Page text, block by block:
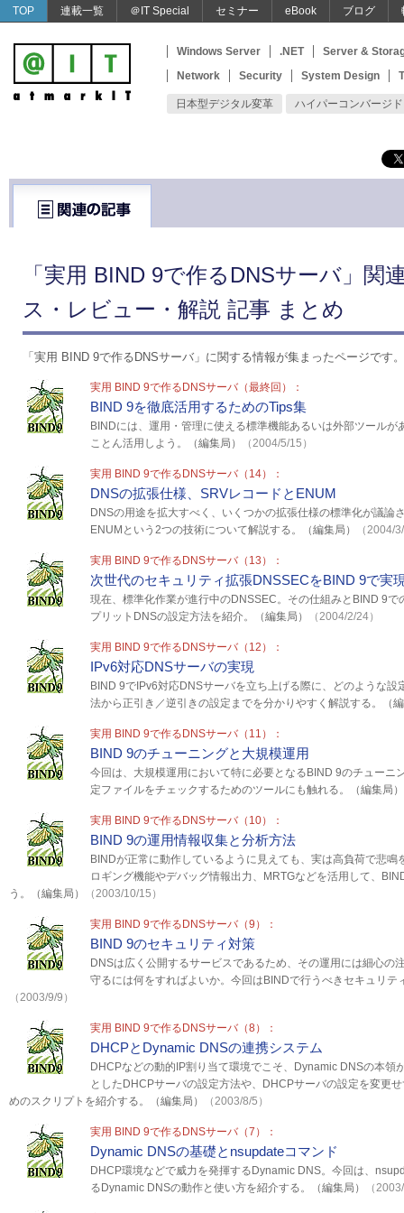
TOP 連載一覧 ＠IT Special セミナー eBook ブログ
Windows Server .NET
Server &
Network
Security System Design
日本型デジタル変革 ハイパーコンバージド
「実用 BIND 9で作るDNSサーバ」関
ス・レビュー・解説 記事 まとめ
「実用 BIND 9で作るDNSサーバ」に関する情報が集まったページです。
実用 BIND 9で作るDNSサーバ（最終回）：
BIND 9を徹底活用するためのTips集
BINDには、運用・管理に使える標準機能あるいは外部ツール
ことん活用しよう。（編集局）
（2004/5/15）
実用 BIND 9で作るDNSサーバ（14）：
DNSの拡張仕様、SRVレコードとENUM
DNSの用途を拡大すべく、いくつかの拡張仕様の標準化が議論
ENUMという2つの技術について解説する。（編集局）
（2004/
実用 BIND 9で作るDNSサーバ（13）：
次世代のセキュリティ拡張DNSSECをBIND 9で実
現在、標準化作業が進行中のDNSSEC。その仕組みとBIND 9
プリットDNSの設定方法を紹介。（編集局）
（2004/2/24）
実用 BIND 9で作るDNSサーバ（12）：
IPv6対応DNSサーバの実現
BIND 9でIPv6対応DNSサーバを立ち上げる際に、どのような設
法から正引き／逆引きの設定までを分かりやすく解説する。（
実用 BIND 9で作るDNSサーバ（11）：
BIND 9のチューニングと大規模運用
今回は、大規模運用において特に必要となるBIND 9のチューニ
定ファイルをチェックするためのツールにも触れる。（編集局）
実用 BIND 9で作るDNSサーバ（10）：
BIND 9の運用情報収集と分析方法
BINDが正常に動作しているように見えても、実は高負荷で悲
ロギング機能やデバッグ情報出力、MRTGなどを活用して、
う。（編集局）
（2003/10/15）
実用 BIND 9で作るDNSサーバ（9）：
BIND 9のセキュリティ対策
DNSは広く公開するサービスであるため、その運用には細心の
守るには何をすればよいか。今回はBINDで行うべきセキュリテ
（2003/9/9）
実用 BIND 9で作るDNSサーバ（8）：
DHCPとDynamic DNSの連携システム
DHCPなどの動的IP割り当て環境でこそ、Dynamic DNSの本領
としたDHCPサーバの設定方法や、DHCPサーバの設定を変更
めのスクリプトを紹介する。（編集局）
（2003/8/5）
実用 BIND 9で作るDNSサーバ（7）：
Dynamic DNSの基礎とnsupdateコマンド
DHCP環境などで威力を発揮するDynamic DNS。今回は、
るDynamic DNSの動作と使い方を紹介する。（編集局）
（